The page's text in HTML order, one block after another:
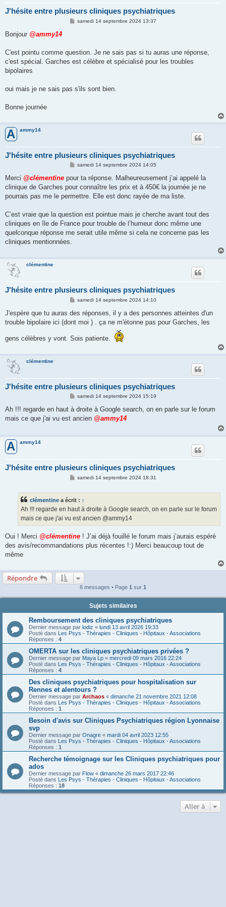
J'hésite entre plusieurs cliniques psychiatriques
M
g
samedi 14 septembre 2024 13:37
Bonjour @ammy14
C'est pointu comme question. Je ne sais pas si tu auras une réponse,
c'est spécial. Garches est célèbre et spécialisé pour les troubles
bipolaires
oui mais je ne sais pas s'ils sont bien.
Bonne journée
A ammy14
J'hésite entre plusieurs cliniques psychiatriques
M
s
a
g
samedi 14 septembre 2024 14:05
Merci @clémentine pour ta réponse. Malheureusement j’ai appelé la
clinique de Garches pour connaître les prix et à 450€ la journée je ne
pourrais pas me le permettre. Elle est donc rayée de ma liste.
C’est vraie que la question est pointue mais je cherche avant tout des
cliniques en île de France pour trouble de l’humeur donc même une
quelconque réponse me serait utile même si cela ne concerne pas les
cliniques mentionnées.
clémentine
J'hésite entre plusieurs cliniques psychiatriques
M
s
a
e
samedi 14 septembre 2024 14:10
J'espère que tu auras des réponses, il y a des personnes atteintes d'un
trouble bipolaire ici (dont moi ) . ça ne m'étonne pas pour Garches, les
gens célèbres y vont. Sois patiente.
clémentine
J'hésite entre plusieurs cliniques psychiatriques
M
s
a
samedi 14 septembre 2024 15:19
Ah !!! regarde en haut à droite à Google search, on en parle sur le forum
mais ce que j'ai vu est ancien @ammy14
A ammy14
J'hésite entre plusieurs cliniques psychiatriques
M
a
g
samedi 14 septembre 2024 18:31
clémentine a écrit : ↑
Ah !!! regarde en haut à droite à Google search, on en parle sur le forum
mais ce que j'ai vu est ancien @ammy14
Oui ! Merci @clémentine ! J’ai déjà fouillé le forum mais j’aurais espéré
des avis/recommandations plus récentes !:) Merci beaucoup tout de
même
Répondre
6 messages • Page 1 sur 1
Sujets similaires
Remboursement des cliniques psychiatriques
Dernier message par lodiz « lundi 13 avril 2026 19:33
Posté dans Les Psys - Thérapies - Cliniques - Hôpitaux - Associations
Réponses : 4
OMERTA sur les cliniques psychiatriques privées ?
Dernier message par Maya Lp « mercredi 09 mars 2016 22:24
Posté dans Les Psys - Thérapies - Cliniques - Hôpitaux - Associations
Réponses : 4
Des cliniques psychiatriques pour hospitalisation sur
Rennes et alentours ?
Dernier message par Archaos « dimanche 21 novembre 2021 12:08
Posté dans Les Psys - Thérapies - Cliniques - Hôpitaux - Associations
Réponses : 1
Besoin d'avis sur Cliniques Psychiatriques région Lyonnaise
svp
Dernier message par Onagre « mardi 04 avril 2023 12:55
Posté dans Les Psys - Thérapies - Cliniques - Hôpitaux - Associations
Réponses : 1
Recherche témoignage sur les Cliniques psychiatriques pour
ados
Dernier message par Flow « dimanche 26 mars 2017 22:46
Posté dans Les Psys - Thérapies - Cliniques - Hôpitaux - Associations
Réponses : 18
Aller à